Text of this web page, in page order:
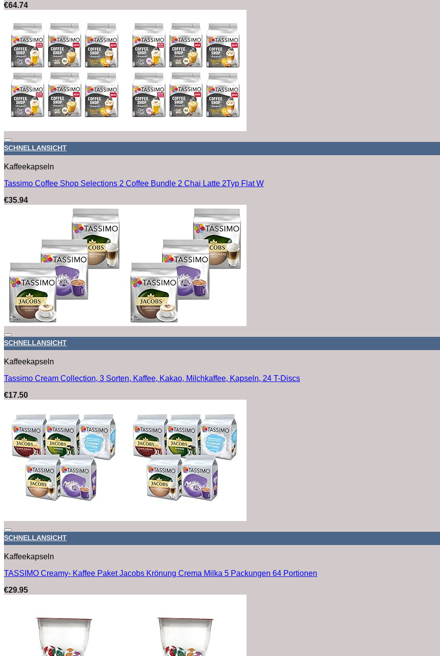
€64.74
SCHNELLANSICHT
Kaffeekapseln
Tassimo Coffee Shop Selections 2 Coffee Bundle 2 Chai Latte 2Typ Flat W
€35.94
SCHNELLANSICHT
Kaffeekapseln
Tassimo Cream Collection, 3 Sorten, Kaffee, Kakao, Milchkaffee, Kapseln, 24 T-Discs
€17.50
SCHNELLANSICHT
Kaffeekapseln
TASSIMO Creamy- Kaffee Paket Jacobs Krönung Crema Milka 5 Packungen 64 Portionen
€29.95